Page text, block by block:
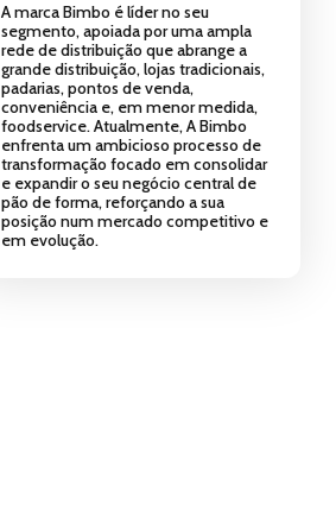
A marca Bimbo é líder no seu
segmento, apoiada por uma ampla
rede de distribuição que abrange a
grande distribuição, lojas tradicionais,
padarias, pontos de venda,
conveniência e, em menor medida,
foodservice. Atualmente, A Bimbo
enfrenta um ambicioso processo de
transformação focado em consolidar
e expandir o seu negócio central de
pão de forma, reforçando a sua
posição num mercado competitivo e
em evolução.